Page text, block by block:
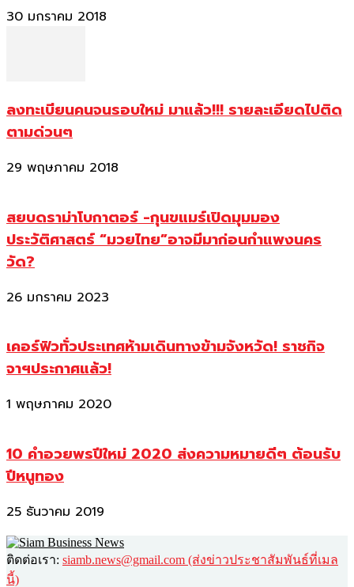
30 มกราคม 2018
ลงทะเบียนคนจนรอบใหม่ มาแล้ว!!! รายละเอียดไปติด
ตามด่วนๆ
29 พฤษภาคม 2018
สยบดราม่าโบกาตอร์ -กุนขแมร์เปิดมุมมอง
ประวัติศาสตร์ “มวยไทย”อาจมีมาก่อนกำแพงนคร
วัด?
26 มกราคม 2023
เคอร์ฟิวทั่วประเทศห้ามเดินทางข้ามจังหวัด! ราชกิจ
จาฯประกาศแล้ว!
1 พฤษภาคม 2020
10 คำอวยพรปีใหม่ 2020 ส่งความหมายดีๆ ต้อนรับ
ปีหนูทอง
25 ธันวาคม 2019
ติดต่อเรา: siamb.news@gmail.com (ส่งข่าวประชาสัมพันธ์ที่เมล
นี้)